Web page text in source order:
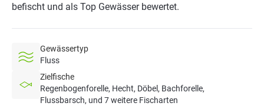
befischt und als Top Gewässer bewertet.
Gewässertyp
Fluss
Zielfische
Regenbogenforelle, Hecht, Döbel, Bachforelle,
Flussbarsch, und 7 weitere Fischarten